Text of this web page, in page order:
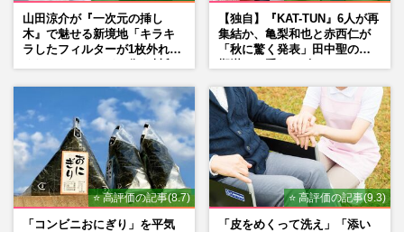
山田涼介が『一次元の挿し
木』で魅せる新境地「キラキ
ラしたフィルターが1枚外れて
【独自】『KAT-TUN』6人が再
集結か、亀梨和也と赤西仁が
「秋に驚く発表」田中聖の刑
⭐ 高評価の記事(8.7)
「コンビニおにぎり」を平気
⭐ 高評価の記事(9.3)
「皮をめくって洗え」「添い